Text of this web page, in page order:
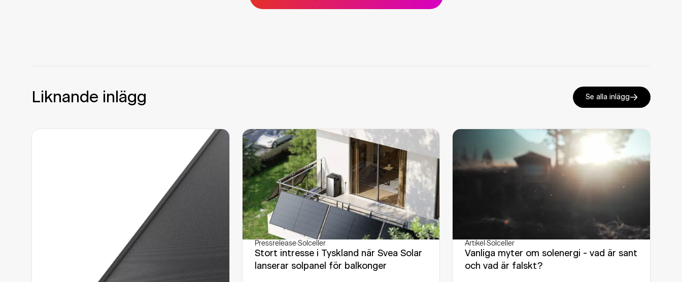
Liknande inlägg
Pressrelease·Solceller
Stort intresse i Tyskland när Svea Solar
lanserar solpanel för balkonger
Artikel ·Solceller
Vanliga myter om solenergi - vad är sant
och vad är falskt?
Se alla inlägg